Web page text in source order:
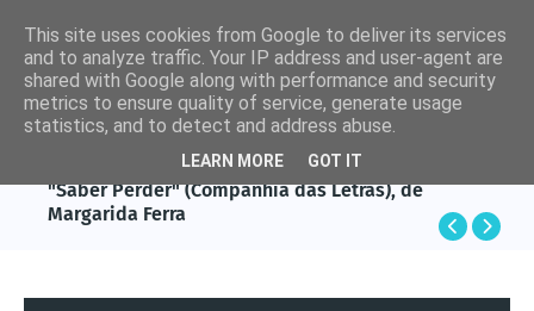
"Saber Perder" (Companhia das Letras), de
Margarida Ferra
This site uses cookies from Google to deliver its services
and to analyze traffic. Your IP address and user-agent are
shared with Google along with performance and security
metrics to ensure quality of service, generate usage
statistics, and to detect and address abuse.
LEARN MORE GOT IT